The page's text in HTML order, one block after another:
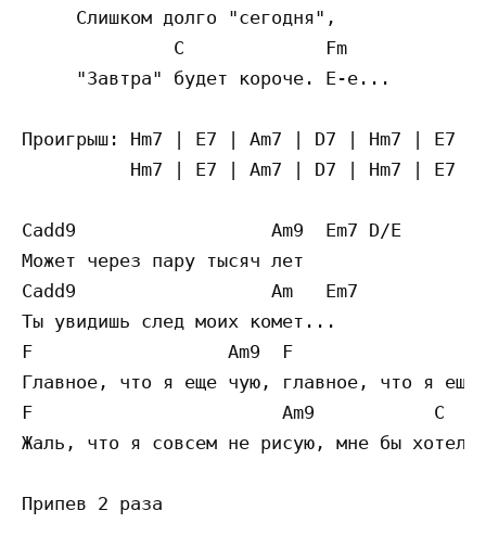
     Слишком долго "сегодня",
              C             Fm
     "Завтра" будет короче. Е-е...
Проигрыш: Hm7 | E7 | Am7 | D7 | Hm7 | E7
Hm7 | E7 | Am7 | D7 | Hm7 | E7 |
Cadd9                  Am9  Em7 D/E
Может через пару тысяч лет
Cadd9                  Am   Em7
Ты увидишь след моих комет...
F                  Am9  F
Главное, что я еще чую, главное, что я еще
F                       Am9           C
Жаль, что я совсем не рисую, мне бы